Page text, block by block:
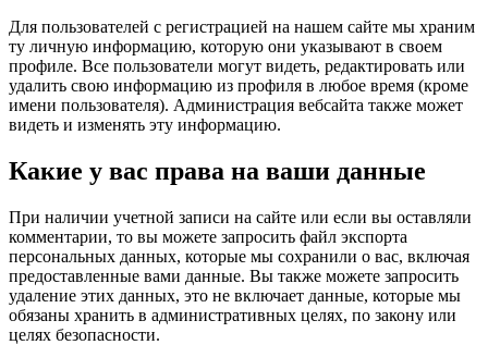
Для пользователей с регистрацией на нашем сайте мы храним
ту личную информацию, которую они указывают в своем
профиле. Все пользователи могут видеть, редактировать или
удалить свою информацию из профиля в любое время (кроме
имени пользователя). Администрация вебсайта также может
видеть и изменять эту информацию.
Какие у вас права на ваши данные
При наличии учетной записи на сайте или если вы оставляли
комментарии, то вы можете запросить файл экспорта
персональных данных, которые мы сохранили о вас, включая
предоставленные вами данные. Вы также можете запросить
удаление этих данных, это не включает данные, которые мы
обязаны хранить в административных целях, по закону или
целях безопасности.